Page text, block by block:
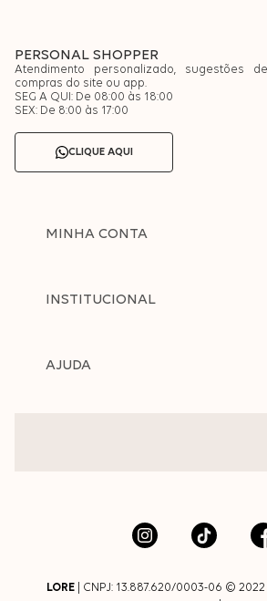
PERSONAL SHOPPER
Atendimento personalizado, sugestões
compras do site ou app.
SEG A QUI: De 08:00 às 18:00
SEX: De 8:00 às 17:00
CLIQUE AQUI
MINHA CONTA
INSTITUCIONAL
AJUDA
LORE | CNPJ: 13.887.620/0003-06 ©